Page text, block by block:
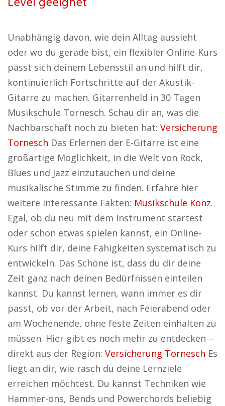
Unabhängig davon, wie dein Alltag aussieht
oder wo du gerade bist, ein flexibler Online-Kurs
passt sich deinem Lebensstil an und hilft dir,
kontinuierlich Fortschritte auf der Akustik-
Gitarre zu machen. Gitarrenheld in 30 Tagen
Musikschule Tornesch. Schau dir an, was die
Nachbarschaft noch zu bieten hat: Versicherung
Tornesch Das Erlernen der E-Gitarre ist eine
großartige Möglichkeit, in die Welt von Rock,
Blues und Jazz einzutauchen und deine
musikalische Stimme zu finden. Erfahre hier
weitere interessante Fakten: Musikschule Konz.
Egal, ob du neu mit dem Instrument startest
oder schon etwas spielen kannst, ein Online-
Kurs hilft dir, deine Fähigkeiten systematisch zu
entwickeln. Das Schöne ist, dass du dir deine
Zeit ganz nach deinen Bedürfnissen einteilen
kannst. Du kannst lernen, wann immer es dir
passt, ob vor der Arbeit, nach Feierabend oder
am Wochenende, ohne feste Zeiten einhalten zu
müssen. Hier gibt es noch mehr zu entdecken –
direkt aus der Region: Versicherung Tornesch Es
liegt an dir, wie rasch du deine Lernziele
erreichen möchtest. Du kannst Techniken wie
Hammer-ons, Bends und Powerchords beliebig